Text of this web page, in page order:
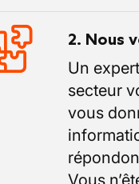
2. Nous
Un
secteur
vous
Vous